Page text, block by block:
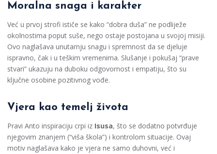
Moralna snaga i karakter
Već u prvoj strofi ističe se kako “dobra duša” ne podliježe
okolnostima poput suše, nego ostaje postojana u svojoj misiji.
Ovo naglašava unutarnju snagu i spremnost da se djeluje
ispravno, čak i u teškim vremenima. Slušanje i pokušaj “prave
stvari” ukazuju na duboku odgovornost i empatiju, što su
ključne osobine pozitivnog vođe.
Vjera kao temelj života
Pravi Anto inspiraciju crpi iz Isusa, što se dodatno potvrđuje
njegovim znanjem (“viša škola”) i kontrolom situacije. Ovaj
motiv naglašava kako je vjera ne samo duhovni, već i